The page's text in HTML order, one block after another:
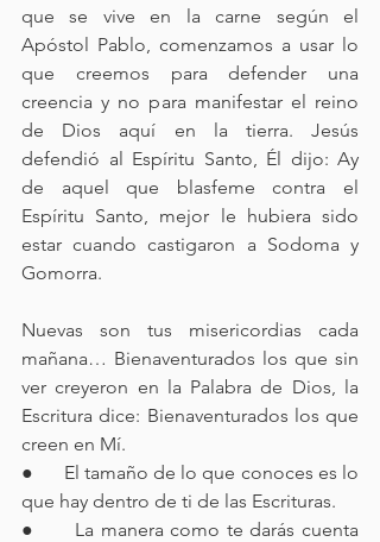
que se vive en la carne según el
Apóstol Pablo, comenzamos a usar lo
que creemos para defender una
creencia y no para manifestar el reino
de Dios aquí en la tierra. Jesús
defendió al Espíritu Santo, Él dijo: Ay
de aquel que blasfeme contra el
Espíritu Santo, mejor le hubiera sido
estar cuando castigaron a Sodoma y
Gomorra.
Nuevas son tus misericordias cada
mañana… Bienaventurados los que sin
ver creyeron en la Palabra de Dios, la
Escritura dice: Bienaventurados los que
creen en Mí.
●      El tamaño de lo que conoces es lo
que hay dentro de ti de las Escrituras.
●      La manera como te darás cuenta